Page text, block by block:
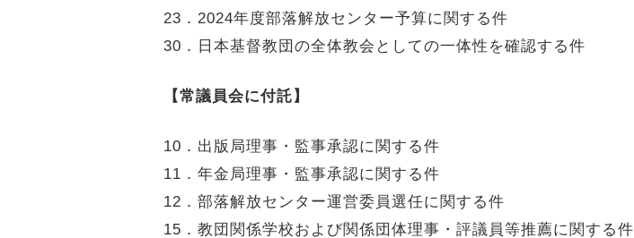
23．2024年度部落解放センター予算に関する件
30．日本基督教団の全体教会としての一体性を確認する件
【常議員会に付託】
10．出版局理事・監事承認に関する件
11．年金局理事・監事承認に関する件
12．部落解放センター運営委員選任に関する件
15．教団関係学校および関係団体理事・評議員等推薦に関する件